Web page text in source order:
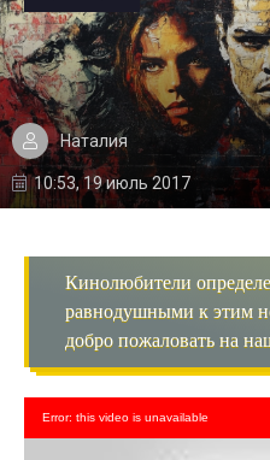
Наталия
10:53, 19 июль 2017
Кинолюбители
равнодушными к этим
добро пожаловать на
Error: this video is unavailable